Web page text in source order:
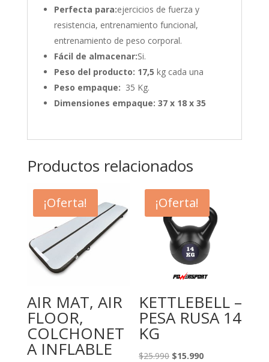
Perfecta para:ejercicios de fuerza y
resistencia, entrenamiento funcional,
entrenamiento de peso corporal.
Fácil de almacenar:Si.
Peso del producto: 17,5 kg cada una
Peso empaque: 35 Kg.
Dimensiones empaque: 37 x 18 x 35
Productos relacionados
¡Oferta!
AIR MAT, AIR
FLOOR,
COLCHONET
A INFLABLE
¡Oferta!
KETTLEBELL –
PESA RUSA 14
KG
$25.990 El
$15.990El